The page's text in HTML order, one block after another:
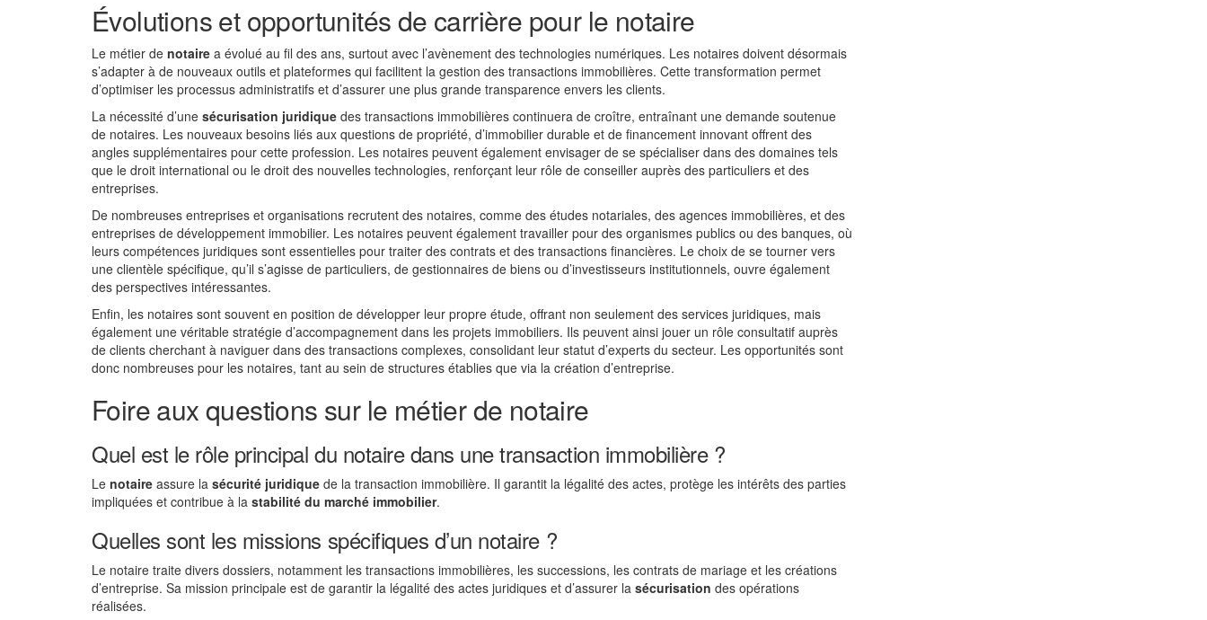
Évolutions et opportunités de carrière pour le notaire
Le métier de notaire a évolué au fil des ans, surtout avec l’avènement des technologies numériques. Les notaires doivent désormais
s’adapter à de nouveaux outils et plateformes qui facilitent la gestion des transactions immobilières. Cette transformation permet
d’optimiser les processus administratifs et d’assurer une plus grande transparence envers les clients.
La nécessité d’une sécurisation juridique des transactions immobilières continuera de croître, entraînant une demande soutenue
de notaires. Les nouveaux besoins liés aux questions de propriété, d’immobilier durable et de financement innovant offrent des
angles supplémentaires pour cette profession. Les notaires peuvent également envisager de se spécialiser dans des domaines tels
que le droit international ou le droit des nouvelles technologies, renforçant leur rôle de conseiller auprès des particuliers et des
entreprises.
De nombreuses entreprises et organisations recrutent des notaires, comme des études notariales, des agences immobilières, et des
entreprises de développement immobilier. Les notaires peuvent également travailler pour des organismes publics ou des banques, où
leurs compétences juridiques sont essentielles pour traiter des contrats et des transactions financières. Le choix de se tourner vers
une clientèle spécifique, qu’il s’agisse de particuliers, de gestionnaires de biens ou d’investisseurs institutionnels, ouvre également
des perspectives intéressantes.
Enfin, les notaires sont souvent en position de développer leur propre étude, offrant non seulement des services juridiques, mais
également une véritable stratégie d’accompagnement dans les projets immobiliers. Ils peuvent ainsi jouer un rôle consultatif auprès
de clients cherchant à naviguer dans des transactions complexes, consolidant leur statut d’experts du secteur. Les opportunités sont
donc nombreuses pour les notaires, tant au sein de structures établies que via la création d’entreprise.
Foire aux questions sur le métier de notaire
Quel est le rôle principal du notaire dans une transaction immobilière ?
Le notaire assure la sécurité juridique de la transaction immobilière. Il garantit la légalité des actes, protège les intérêts des parties
impliquées et contribue à la stabilité du marché immobilier.
Quelles sont les missions spécifiques d’un notaire ?
Le notaire traite divers dossiers, notamment les transactions immobilières, les successions, les contrats de mariage et les créations
d’entreprise. Sa mission principale est de garantir la légalité des actes juridiques et d’assurer la sécurisation des opérations
réalisées.